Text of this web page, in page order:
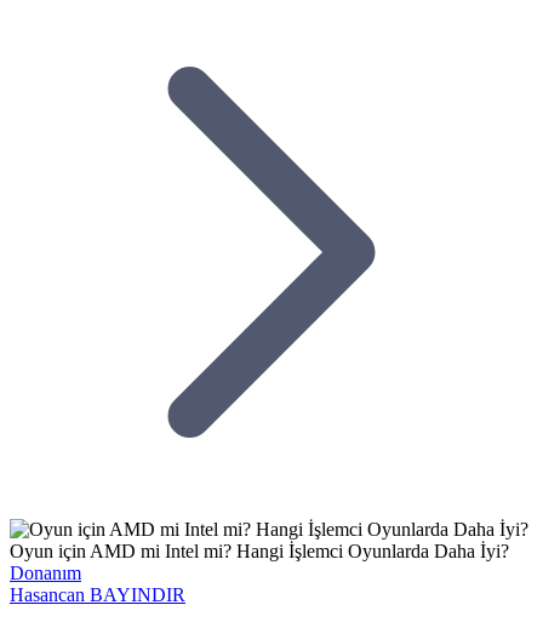
Oyun için AMD mi Intel mi? Hangi İşlemci Oyunlarda Daha İyi?
Donanım
Hasancan BAYINDIR